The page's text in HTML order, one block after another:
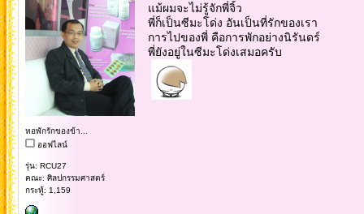
หอพักรักของข้า...
ออฟไลน์
รุ่น: RCU27
คณะ: ศิลปกรรมศาสตร์
กระทู้: 1,159
แม้ผมจะไม่รู้จักพี่จิ้ว
พี่ก็เป็นซีมะโด่ง อันเป็นที่รักของเรา
การไปของพี่ คือการพักอย่างนิรันดร์
พี่ยังอยู่ในซีมะโด่งเสมอครับ